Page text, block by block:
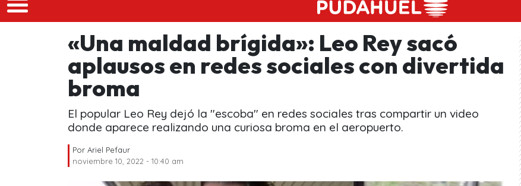
«Una maldad brígida»: Leo Rey sacó
aplausos en redes sociales con divertida
broma
El popular Leo Rey dejó la "escoba" en redes sociales tras compartir un video
donde aparece realizando una curiosa broma en el aeropuerto.
Por Ariel Pefaur
noviembre 10, 2022 - 10:40 am